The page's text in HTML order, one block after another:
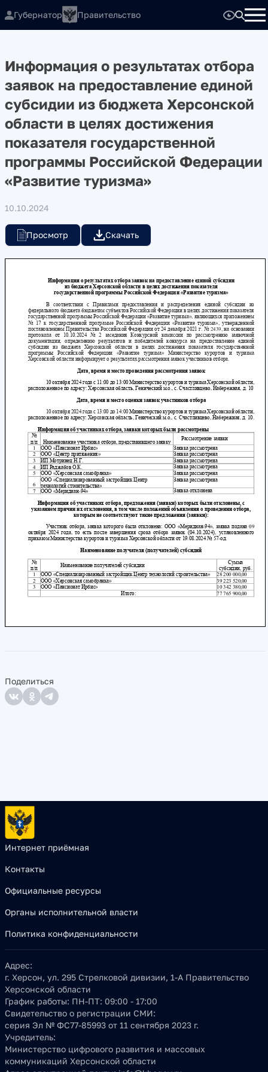
Губернатор Правительство
Информация о результатах отбора
заявок на предоставление единой
субсидии из бюджета Херсонской
области в целях достижения
показателя государственной
программы Российской Федерации
«Развитие туризма»
10.10.2024
Просмотр Скачать
Поделиться
Интернет приёмная
Контакты
Официальные ресурсы
Органы исполнительной власти
Политика конфиденциальности
Адрес:
г. Херсон, ул. 295 Стрелковой дивизии, 1-А Правительство
Херсонской области
График работы: ПН-ПТ: 09:00 - 17:00
Свидетельство о регистрации СМИ:
серия Эл № ФС77-85993 от 11 сентября 2023 г.
Учредитель:
Министерство цифрового развития и массовых
коммуникаций Херсонской области